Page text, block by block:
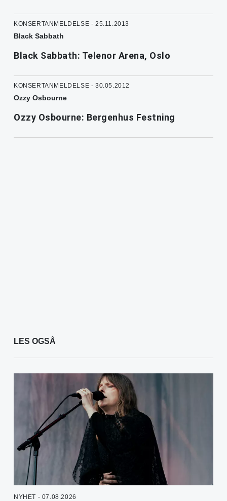
KONSERTANMELDELSE - 25.11.2013
Black Sabbath
Black Sabbath: Telenor Arena, Oslo
KONSERTANMELDELSE - 30.05.2012
Ozzy Osbourne
Ozzy Osbourne: Bergenhus Festning
LES OGSÅ
NYHET - 07.08.2026